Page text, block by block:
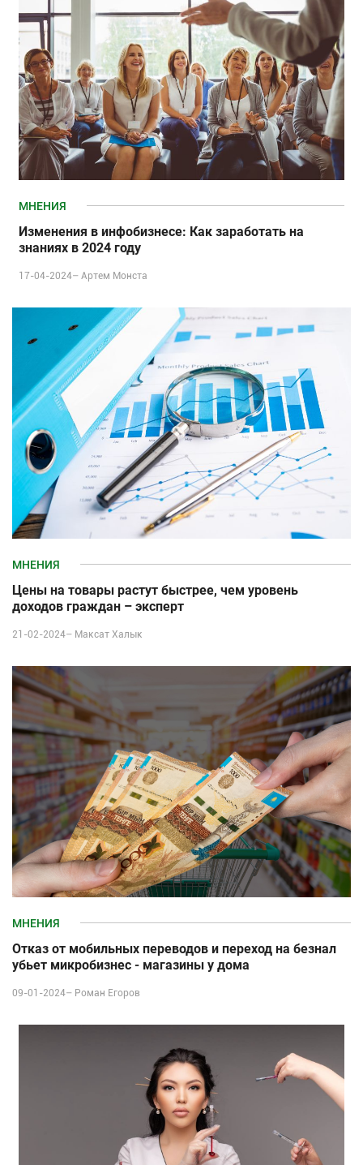
МНЕНИЯ
Изменения в инфобизнесе: Как заработать на
знаниях в 2024 году
17-04-2024–Артем Монста
МНЕНИЯ
Цены на товары растут быстрее, чем уровень
доходов граждан – эксперт
21-02-2024– Максат Халык
МНЕНИЯ
Отказ от мобильных переводов и переход на безнал
убьет микробизнес - магазины у дома
09-01-2024– Роман Егоров